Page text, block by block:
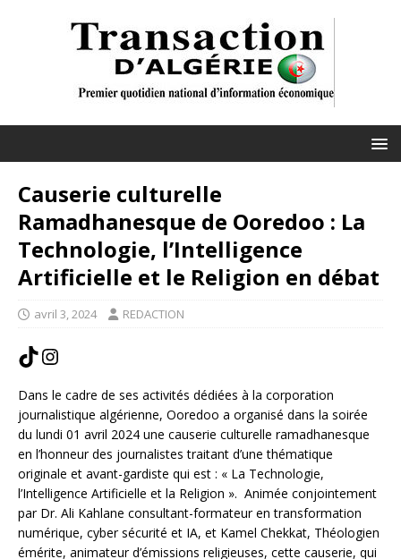
Causerie culturelle
Ramadhanesque de Ooredoo : La
Technologie, l’Intelligence
Artificielle et le Religion en débat
avril 3, 2024 REDACTION
Dans le cadre de ses activités dédiées à la corporation
journalistique algérienne, Ooredoo a organisé dans la soirée
du lundi 01 avril 2024 une causerie culturelle ramadhanesque
en l’honneur des journalistes traitant d’une thématique
originale et avant-gardiste qui est : « La Technologie,
l’Intelligence Artificielle et la Religion ». Animée conjointement
par Dr. Ali Kahlane consultant-formateur en transformation
numérique, cyber sécurité et IA, et Kamel Chekkat, Théologien
émérite, animateur d’émissions religieuses, cette causerie, qui